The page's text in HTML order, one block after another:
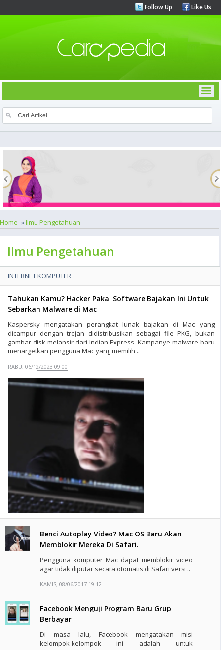
Follow Up Like Us
Home »Ilmu Pengetahuan
Ilmu Pengetahuan
INTERNET KOMPUTER
Tahukan Kamu? Hacker Pakai Software Bajakan Ini Untuk
Sebarkan Malware di Mac
Kaspersky mengatakan perangkat lunak bajakan di Mac yang
dicampur dengan trojan didistribusikan sebagai file PKG, bukan
gambar disk melansir dari Indian Express. Kampanye malware baru
menargetkan pengguna Mac yang memilih ..
RABU, 06/12/2023 09:00
Benci Autoplay Video? Mac OS Baru Akan
Memblokir Mereka Di Safari.
Pengguna komputer Mac dapat memblokir video
agar tidak diputar secara otomatis di Safari versi ..
KAMIS, 08/06/2017 19:12
Facebook Menguji Program Baru Grup
Berbayar
Di masa lalu, Facebook mengatakan misi
kelompok-kelompok ini adalah untuk